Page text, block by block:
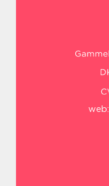
web: